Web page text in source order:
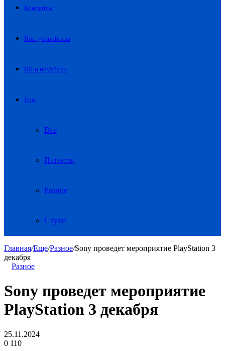
Концепты
Нос. устройства
ПК и ноутбуки
Еще
Все
Патенты
Разное
Слухи
Главная/Еще/Разное/Sony проведет мероприятие PlayStation 3
декабря
Разное
Sony проведет мероприятие
PlayStation 3 декабря
25.11.2024
0 110